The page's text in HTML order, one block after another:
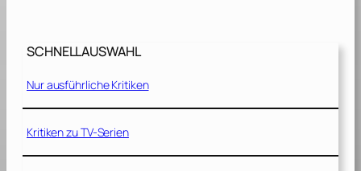
h
o
r
e
SCHNELLAUSWAHL
Nur ausführliche Kritiken
Kritiken zu TV-Serien